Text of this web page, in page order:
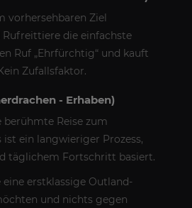
vorhersehbaren Ziel
die einfachste
Ruf „Ehrfürchtig“ und kauft
Zufallsfaktor.
- Erhaben)
Reise zum
ist ein langwieriger Prozess,
täglichem Fortschritt basiert.
eine erstklassige Outland-
und nichts gegen